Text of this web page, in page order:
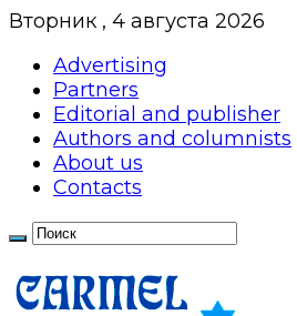
Вторник , 4 августа 2026
Advertising
Partners
Editorial and publisher
Authors and columnists
About us
Contacts